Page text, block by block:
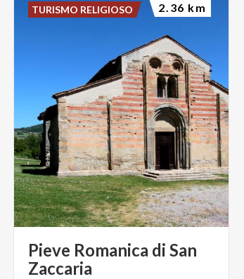
Pieve Romanica di San
Zaccaria
TURISMO RELIGIOSO 2.36 km